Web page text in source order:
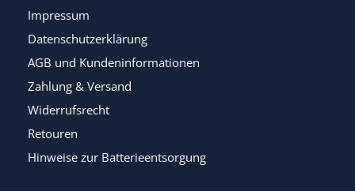
Impressum
Datenschutzerklärung
AGB und Kundeninformationen
Zahlung & Versand
Widerrufsrecht
Retouren
Hinweise zur Batterieentsorgung